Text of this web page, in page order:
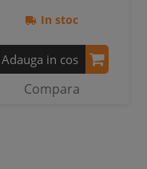
In stoc
Adauga in cos
Compara